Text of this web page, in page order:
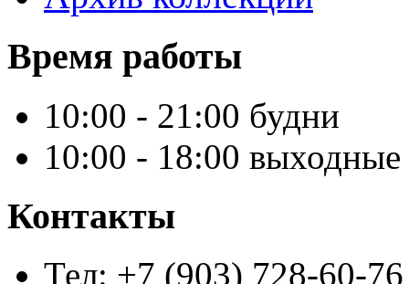
Время работы
10:00 - 21:00 будни
10:00 - 18:00 выходные
Контакты
Тел: +7 (903) 728-60-76